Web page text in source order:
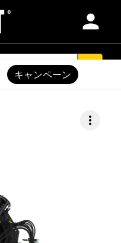
person
more_vert
キャンペーン